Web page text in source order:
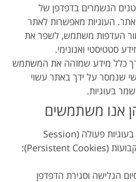
הנשמרים בדפדפן של
העוגיות מאפשרות לאתר
העדפות משתמש, לשפר את
סטטיסטי ואנונימי.
כלל מידע שמזהה את המשתמש
שנמסר על ידך באתר עשוי
בעוגיות.
אנו משתמשים
באתר נעשה שימוש גם בעוגיות פעולה (Session
הגלישה וסגירת הדפדפן